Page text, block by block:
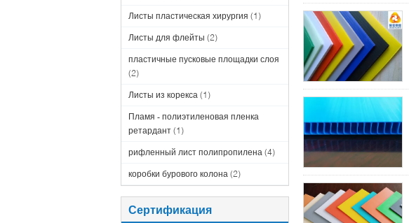
Листы пластическая хирургия (1)
Листы для флейты (2)
пластичные пусковые площадки слоя
(2)
Листы из корекса (1)
Пламя - полиэтиленовая пленка
ретардант (1)
рифленный лист полипропилена (4)
коробки бурового колона (2)
Сертификация